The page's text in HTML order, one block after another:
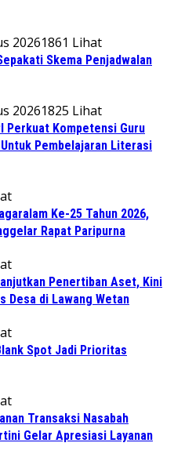
20261861 Lihat
Skema Penjadwalan
20261825 Lihat
Perkuat Kompetensi Guru
Pembelajaran Literasi
Ke-25 Tahun 2026,
Rapat Paripurna
Penertiban Aset, Kini
Desa di Lawang Wetan
Spot Jadi Prioritas
Transaksi Nasabah
Gelar Apresiasi Layanan